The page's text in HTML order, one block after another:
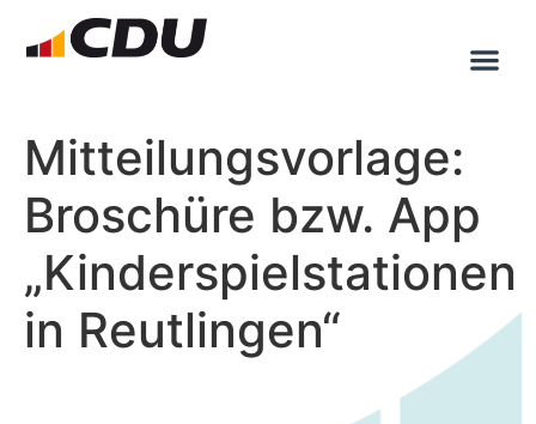
Mitteilungsvorlage:
Broschüre bzw. App
„Kinderspielstationen
in Reutlingen“